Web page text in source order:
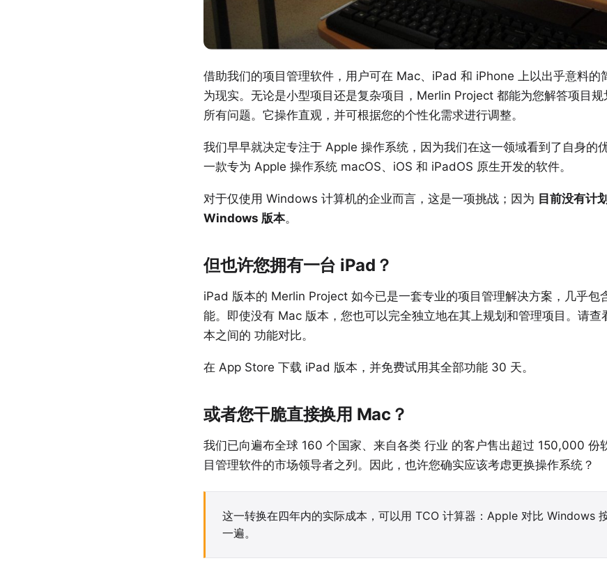
借助我们的项目管理软件，用户可在 Mac、iPad 和 iPhone 上以出乎意料的
为现实。无论是小型项目还是复杂项目，Merlin Project 都能为您解答项目
所有问题。它操作直观，并可根据您的个性化需求进行调整。
我们早早就决定专注于 Apple 操作系统，因为我们在这一领域看到了自身的
一款专为 Apple 操作系统 macOS、iOS 和 iPadOS 原生开发的软件。
对于仅使用 Windows 计算机的企业而言，这是一项挑战；因为 目前没有计
Windows 版本。
但也许您拥有一台 iPad？
iPad 版本的 Merlin Project 如今已是一套专业的项目管理解决方案，几乎包
能。即使没有 Mac 版本，您也可以完全独立地在其上规划和管理项目。请
本之间的 功能对比。
在 App Store 下载 iPad 版本，并免费试用其全部功能 30 天。
或者您干脆直接换用 Mac？
我们已向遍布全球 160 个国家、来自各类 行业 的客户售出超过 150,000 份
目管理软件的市场领导者之列。因此，也许您确实应该考虑更换操作系统？
这一转换在四年内的实际成本，可以用 TCO 计算器：Apple 对比 Windows
一遍。